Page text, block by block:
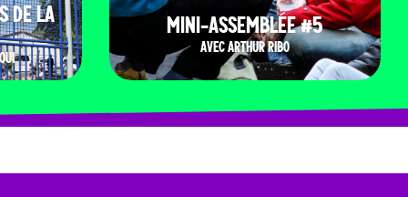
DE LA MINI-ASSEMBLÉE #5
AVEC ARTHUR RIBO